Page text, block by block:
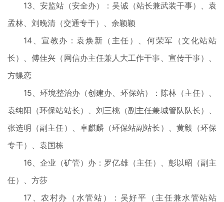
13、安监站（安全办）：吴诚（站长兼武装干事）、袁
孟林、刘晚清（交通专干）、余颖颖
14、宣教办：袁焕新（主任）、何荣军（文化站站
长）、傅佳兴（网信办主任兼人大工作干事、宣传干事）、
方蝶恋
15、环境整治办（创建办、环保站）：陈林（主任）、
袁纯阳（环保站站长）、刘三桃（副主任兼城管队队长）、
张选明（副主任）、卓麒麟（环保站副站长）、黄毅（环保
专干）、袁国栋
16、企业（矿管）办：罗亿雄（主任）、彭以昭（副主
任）、方莎
17、农村办（水管站）：吴好平（主任兼水管站站